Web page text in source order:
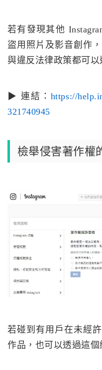
若有發現其他
盜用照片及影音創作
與違反法律政策都可以
▶ 連結： https://
321740945
檢舉侵害著作權
若碰到有用戶在未經
作品，也可以透過這個